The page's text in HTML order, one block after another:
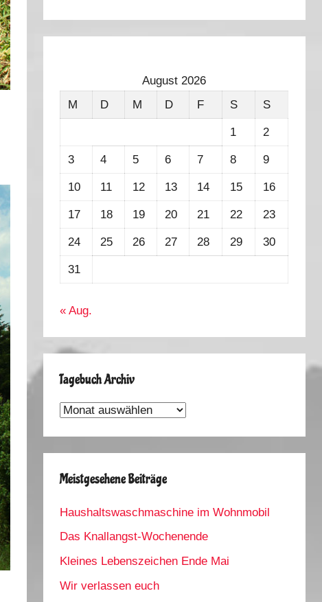
August 2026
M
D M D F S S
1 2
3 4 5 6 7 8 9
10 11 12 13 14 15 16
17 18 19 20 21 22 23
24 25 26 27 28 29 30
31
« Aug.
Tagebuch Archiv
Tagebuch
Meistgesehene Beiträge
Haushaltswaschmaschine im Wohnmobil
Das Knallangst-Wochenende
Kleines Lebenszeichen Ende Mai
Wir verlassen euch